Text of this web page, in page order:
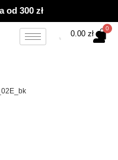
od 300 zł
0.00zł